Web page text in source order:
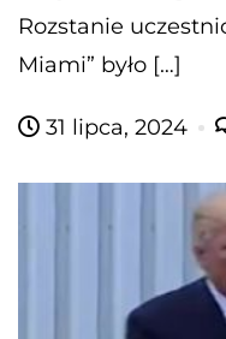
Rozstanie
Miami” było […]
31 lipca, 2024